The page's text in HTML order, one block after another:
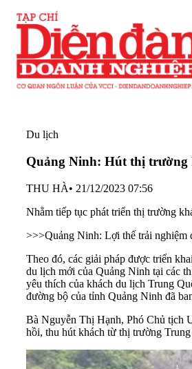
Du lịch
Quảng Ninh: Hút thị trường
THU HÀ• 21/12/2023 07:56
Nhằm tiếp tục phát triển thị trường
>>>Quảng Ninh: Lợi thế trải nghiệm
Theo đó, các giải pháp được triển
du lịch mới của Quảng Ninh tại các
yêu thích của khách du lịch Trung
đường bộ của tỉnh Quảng Ninh đã
Bà Nguyễn Thị Hạnh, Phó Chủ tịch
hồi, thu hút khách từ thị trường